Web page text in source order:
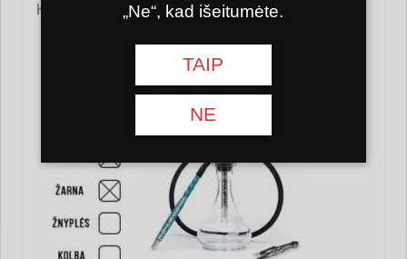
Kandiklis
„Ne“, kad išeitumėte.
TAIP
NE